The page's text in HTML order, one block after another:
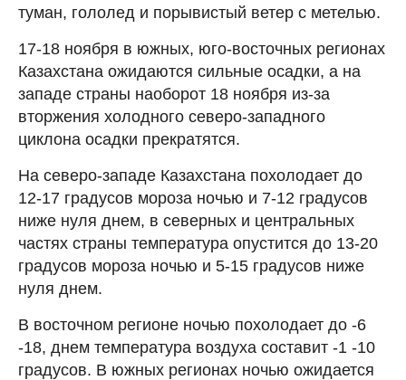
туман, гололед и порывистый ветер с метелью.
17-18 ноября в южных, юго-восточных регионах
Казахстана ожидаются сильные осадки, а на
западе страны наоборот 18 ноября из-за
вторжения холодного северо-западного
циклона осадки прекратятся.
На северо-западе Казахстана похолодает до
12-17 градусов мороза ночью и 7-12 градусов
ниже нуля днем, в северных и центральных
частях страны температура опустится до 13-20
градусов мороза ночью и 5-15 градусов ниже
нуля днем.
В восточном регионе ночью похолодает до -6
-18, днем температура воздуха составит -1 -10
градусов. В южных регионах ночью ожидается